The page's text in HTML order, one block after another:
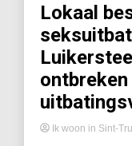
Lokaal
ontbreken
Ik woon in Sint-